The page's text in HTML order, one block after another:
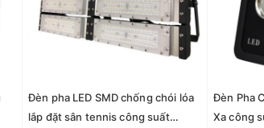
Đèn pha LED SMD chống chói lóa
lắp đặt sân tennis công suất
Đèn Pha
Xa công